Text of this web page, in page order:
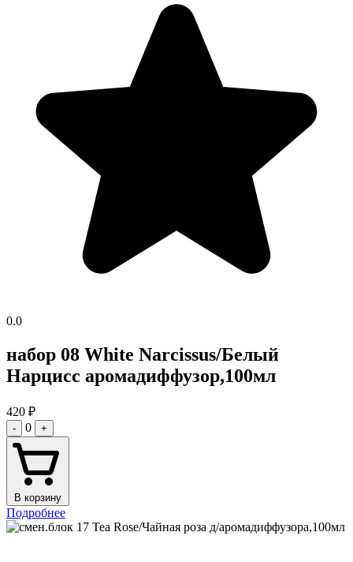
0.0
набор 08 White Narcissus/Белый
Нарцисс аромадиффузор,100мл
420 ₽
- 0 +
В корзину
Подробнее